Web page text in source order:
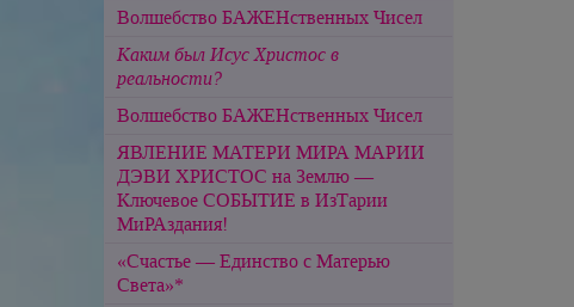
Волшебство БАЖЕНственных Чисел
Каким был Исус Христос в
реальности?
Волшебство БАЖЕНственных Чисел
ЯВЛЕНИЕ МАТЕРИ МИРА МАРИИ
ДЭВИ ХРИСТОС на Землю —
Ключевое СОБЫТИЕ в ИзТарии
МиРАздания!
«Счастье — Единство с Матерью
Света»*